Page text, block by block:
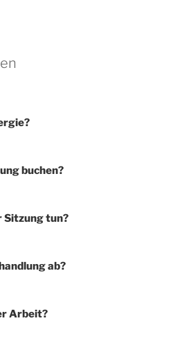
buchen?
Sitzung tun?
ab?
Arbeit?